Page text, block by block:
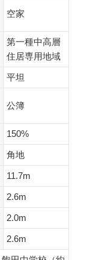
空家
第一種中高層
住居専用地域
平坦
公簿
150%
角地
11.7m
2.6m
2.0m
2.6m